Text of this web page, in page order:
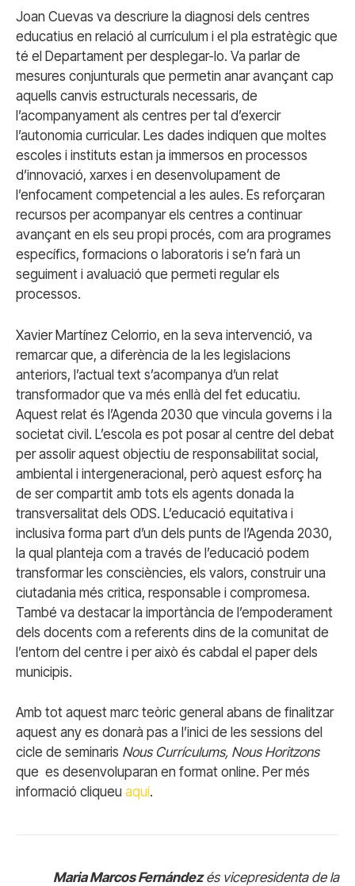
Joan Cuevas va descriure la diagnosi dels centres
educatius en relació al currículum i el pla estratègic que
té el Departament per desplegar-lo. Va parlar de
mesures conjunturals que permetin anar avançant cap
aquells canvis estructurals necessaris, de
l’acompanyament als centres per tal d’exercir
l’autonomia curricular. Les dades indiquen que moltes
escoles i instituts estan ja immersos en processos
d’innovació, xarxes i en desenvolupament de
l’enfocament competencial a les aules. Es reforçaran
recursos per acompanyar els centres a continuar
avançant en els seu propi procés, com ara programes
específics, formacions o laboratoris i se’n farà un
seguiment i avaluació que permeti regular els
processos.
Xavier Martínez Celorrio, en la seva intervenció, va
remarcar que, a diferència de la les legislacions
anteriors, l’actual text s’acompanya d’un relat
transformador que va més enllà del fet educatiu.
Aquest relat és l’Agenda 2030 que vincula governs i la
societat civil. L’escola es pot posar al centre del debat
per assolir aquest objectiu de responsabilitat social,
ambiental i intergeneracional, però aquest esforç ha
de ser compartit amb tots els agents donada la
transversalitat dels ODS. L’educació equitativa i
inclusiva forma part d’un dels punts de l’Agenda 2030,
la qual planteja com a través de l’educació podem
transformar les consciències, els valors, construir una
ciutadania més critica, responsable i compromesa.
També va destacar la importància de l’empoderament
dels docents com a referents dins de la comunitat de
l’entorn del centre i per això és cabdal el paper dels
municipis.
Amb tot aquest marc teòric general abans de finalitzar
aquest any es donarà pas a l’inici de les sessions del
cicle de seminaris Nous Currículums, Nous Horitzons
que es desenvoluparan en format online. Per més
informació cliqueu aquí.
Maria Marcos Fernándezés vicepresidenta de la